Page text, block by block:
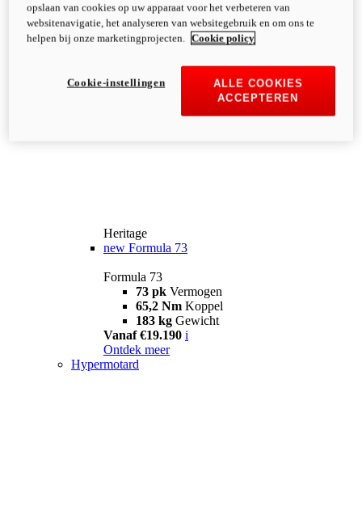
Heritage
new Formula 73
Formula 73
73 pk Vermogen
65,2 Nm Koppel
183 kg Gewicht
Vanaf €19.190 i
Ontdek meer
Hypermotard
opslaan van cookies op uw apparaat voor het verbeteren van
websitenavigatie, het analyseren van websitegebruik en om ons te
helpen bij onze marketingprojecten.
Cookie policy
ALLE COOKIES
ACCEPTEREN
Cookie-instellingen